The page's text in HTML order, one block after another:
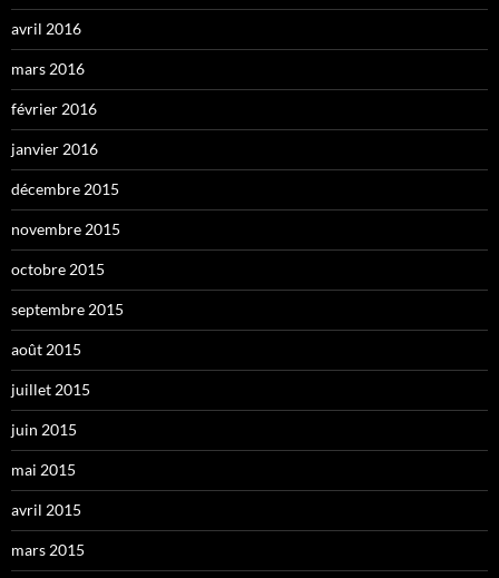
avril 2016
mars 2016
février 2016
janvier 2016
décembre 2015
novembre 2015
octobre 2015
septembre 2015
août 2015
juillet 2015
juin 2015
mai 2015
avril 2015
mars 2015